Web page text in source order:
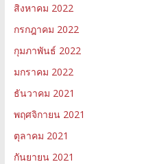
สิงหาคม 2022
กรกฎาคม 2022
กุมภาพันธ์ 2022
มกราคม 2022
ธันวาคม 2021
พฤศจิกายน 2021
ตุลาคม 2021
กันยายน 2021